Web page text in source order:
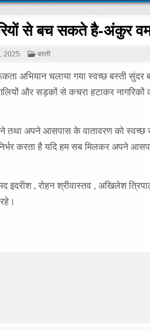
से बच सकते है-अंकुर
2025
POSTED
IN
बस्ती
अभियान चलाया गया स्वच्छ बस्ती सुंदर
और सड़कों से कचरा हटाकर नागरिकों
तथा अपने आसपास के वातावरण को
करता है यदि हम सब मिलकर अपने
इदरीश , रोहन श्रीवास्तव , अखिलेश